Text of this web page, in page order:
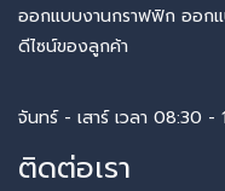
ออกแบบงานกราฟฟิก ออก
ดีไซน์ของลูกค้า
จันทร์ - เสาร์ เวลา 08:30 -
ติดต่อเรา